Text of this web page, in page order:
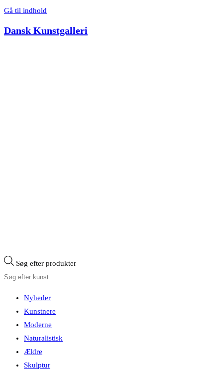
Gå til indhold
Dansk Kunstgalleri
Søg efter produkter
Nyheder
Kunstnere
Moderne
Naturalistisk
Ældre
Skulptur